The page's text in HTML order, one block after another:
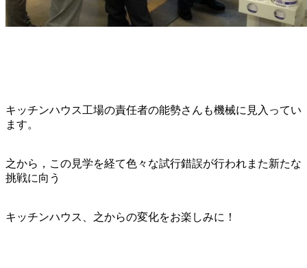
キッチンハウス工場の責任者の能勢さんも機械に見入ってい
ます。
之から，この見学を経て色々な試行錯誤が行われまた新たな
挑戦に向う
キッチンハウス、之からの変化をお楽しみに！